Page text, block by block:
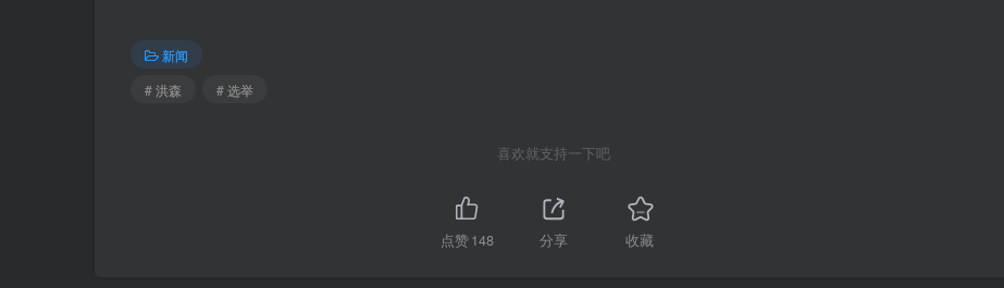
新闻
# 洪森
# 选举
喜欢就支持一下吧
点赞148 分享 收藏